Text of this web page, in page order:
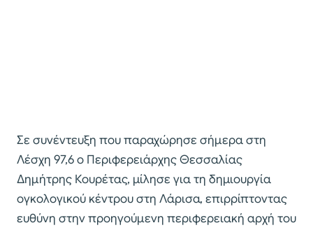
Σε συνέντευξη που παραχώρησε σήμερα στη
Λέσχη 97,6 ο Περιφερειάρχης Θεσσαλίας
Δημήτρης Κουρέτας, μίλησε για τη δημιουργία
ογκολογικού κέντρου στη Λάρισα, επιρρίπτοντας
ευθύνη στην προηγούμενη περιφερειακή αρχή του